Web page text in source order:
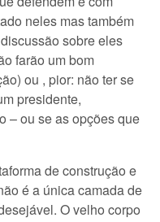
neles mas também
sobre eles
farão um bom
ou , pior: não ter se
presidente,
– ou se as opções que
de construção e
é a única camada de
O velho corpo